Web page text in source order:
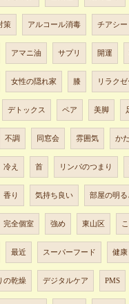
策 アルコール消毒 チアシー
アマニ油 サプリ 開運
女性の隠れ家 膝 リラク
デトックス ペア 美脚
不調 同窓会 雰囲気 か
冷え 首 リンパのつまり
香り 気持ち良い 部屋の明る
完全個室 強め 東山区
最近 スーパーフード 健康
の乾燥 デジタルケア PMS